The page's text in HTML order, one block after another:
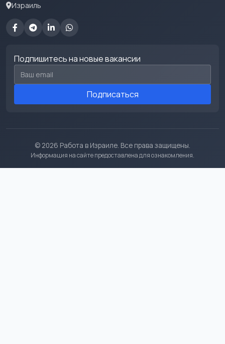
Израиль
Подпишитесь на новые вакансии
Email для подписки
Подписаться
© 2026 Работа в Израиле. Все права защищены.
Информация на сайте предоставлена для ознакомления.